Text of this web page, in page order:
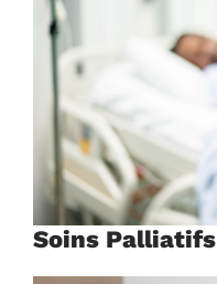
Soins Palliatifs